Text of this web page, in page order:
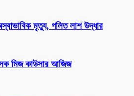
মৃত্যু, গলিত লাশ উদ্ধার
মিজ কাউসার আজিজ